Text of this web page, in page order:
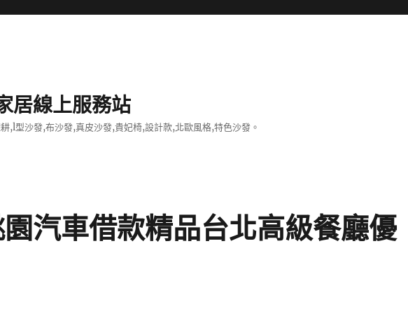
居線上服務站
,l型沙發,布沙發,真皮沙發,貴妃椅,設計款,北歐風格,特色沙發。
汽車借款精品台北高級餐廳優